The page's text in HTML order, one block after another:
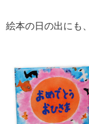
絵本の日の出にも